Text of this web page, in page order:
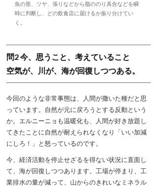
魚の形、ツヤ、張りなどから脂ののり具合などを瞬
時に判断し、どの飲食店に届けるか振り分けてい
く。
問2 今、思うこと、考えていること
空気が、川が、海が回復しつつある。
今回のような非常事態は、人間が撒いた種だと思
っています。自然が元に戻ろうとする反動という
か。エルニーニョも温暖化も、人間が好き放題し
てきたことに自然が耐えられなくなり「いい加減
にしろ！」と怒っているのです。
今、経済活動を停止せざるを得ない状況に直面し
て、海が回復しつつあります。工場が停まり、工
業排水の量が減って、山からのきれいなミネラル